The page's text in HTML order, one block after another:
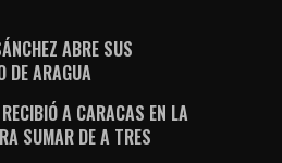
ABRE SUS
DE ARAGUA
A CARACAS EN LA
SUMAR DE A TRES